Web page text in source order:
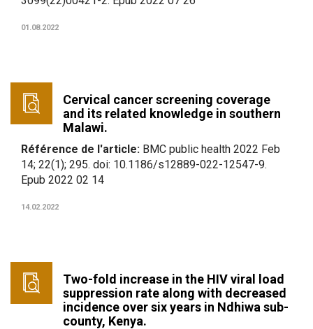
01.08.2022
Cervical cancer screening coverage
and its related knowledge in southern
Malawi.
Référence de l'article: BMC public health 2022 Feb
14; 22(1); 295. doi: 10.1186/s12889-022-12547-9.
Epub 2022 02 14
14.02.2022
Two-fold increase in the HIV viral load
suppression rate along with decreased
incidence over six years in Ndhiwa sub-
county, Kenya.